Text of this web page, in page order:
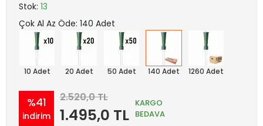
Stok: 13
Çok Al Az Öde: 140 Adet
10 Adet 20 Adet 50 Adet 140 Adet 1260 Adet
%41
indirim
2.520,0 TL
1.495,0 TL
KARGO
BEDAVA